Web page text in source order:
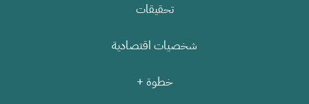
تحقيقات
شخصيات اقتصادية
خطوة +